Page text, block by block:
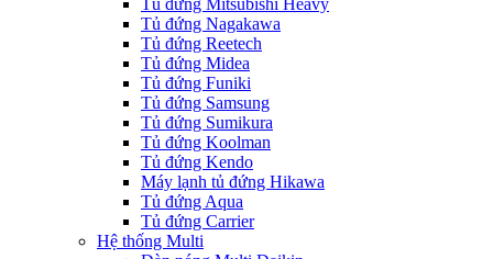
Tủ đứng Mitsubishi Heavy
Tủ đứng Nagakawa
Tủ đứng Reetech
Tủ đứng Midea
Tủ đứng Funiki
Tủ đứng Samsung
Tủ đứng Sumikura
Tủ đứng Koolman
Tủ đứng Kendo
Máy lạnh tủ đứng Hikawa
Tủ đứng Aqua
Tủ đứng Carrier
Hệ thống Multi